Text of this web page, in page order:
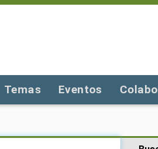
Temas Eventos